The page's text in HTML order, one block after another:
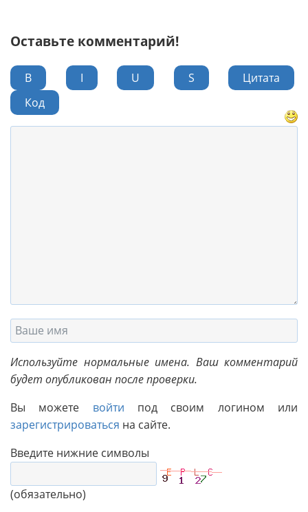
Оставьте комментарий!
B I U S
Цитата
Код
Используйте нормальные имена. Ваш комментарий
будет опубликован после проверки.
Вы можете войти под своим логином или
зарегистрироваться на сайте.
Введите нижние символы
(обязательно)